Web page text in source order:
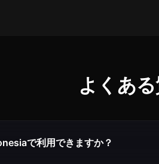
よくあ
で利用できますか？